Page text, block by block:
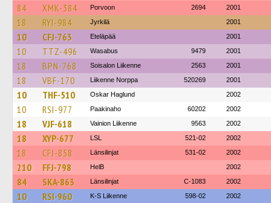
84 XMK-384 Porvoon 2694 2001
18 RYI-984 Jyrkilä 2001
10 CFJ-763 Eteläpää 2001
10 TTZ-496 Wasabus 9479 2001
18 BPN-768 Soisalon Liikenne 2563 2001
18 VBF-170 Liikenne Norppa 520269 2001
10 THF-510 Oskar Haglund 2002
10 RSI-977 Paakinaho 60202 2002
18 VJF-618 Vainion Liikenne 9563 2002
18 XYP-677 LSL 521-02 2002
18 CFJ-858 Länsilinjat 531-02 2002
210 FFJ-798 HelB 2002
84 SKA-863 Länsilinjat C-1083 2002
10 RSI-960 K-S Liikenne 598-02 2002